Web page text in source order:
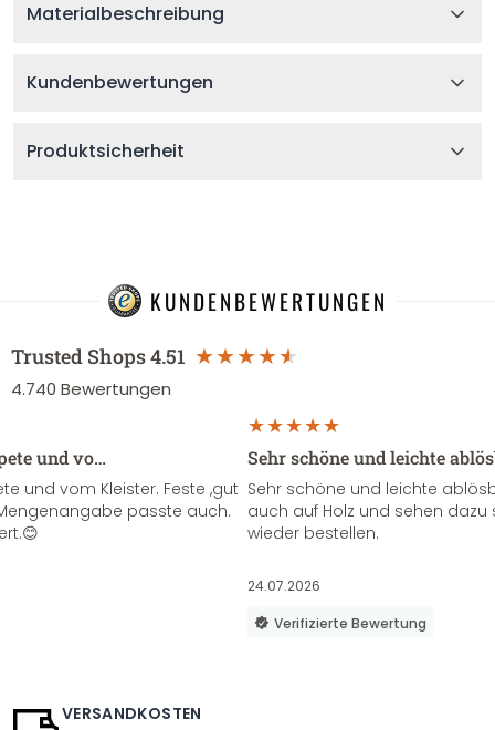
Materialbeschreibung
Kundenbewertungen
Produktsicherheit
KUNDENBEWERTUNGEN
Trusted Shops4.51
4.740 Bewertungen
und vo…
und vom Kleister. Feste ,gut
passte auch.
Sehr schöne und leichte
Sehr schöne und leichte
auch auf Holz und sehen
wieder bestellen.
24.07.2026
Verifizierte Bewertung
VERSANDKOSTEN